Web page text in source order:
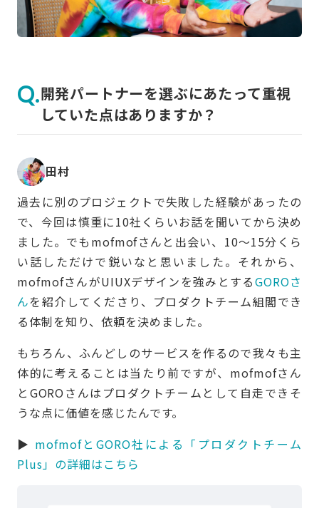
開発パートナーを選ぶにあたって重視
していた点はありますか？
田村
過去に別のプロジェクトで失敗した経験があったの
で、今回は慎重に10社くらいお話を聞いてから決め
ました。でもmofmofさんと出会い、10〜15分くら
い話しただけで鋭いなと思いました。それから、
mofmofさんがUIUXデザインを強みとするGOROさ
んを紹介してくださり、プロダクトチーム組閣でき
る体制を知り、依頼を決めました。
もちろん、ふんどしのサービスを作るので我々も主
体的に考えることは当たり前ですが、mofmofさん
とGOROさんはプロダクトチームとして自走できそ
うな点に価値を感じたんです。
▶︎ mofmofとGORO社による「プロダクトチーム
Plus」の詳細はこちら